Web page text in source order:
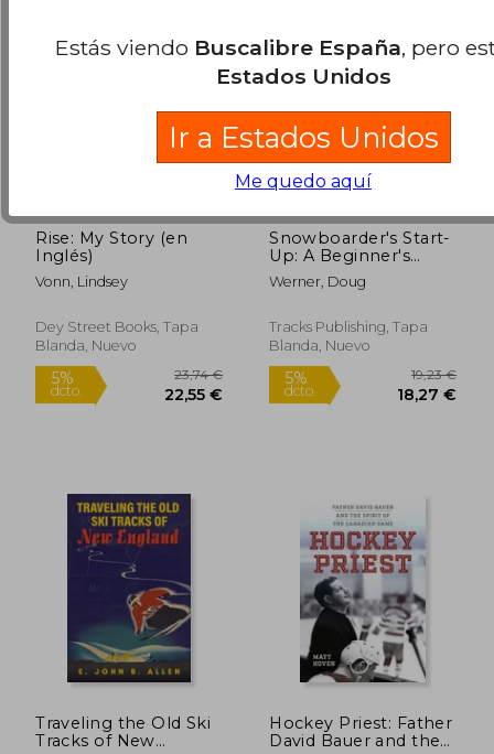
5% 20,07 € 5%
Rise: My Story (en
Inglés)
Vonn, Lindsey
Dey Street Books, Tapa
Blanda, Nuevo
Snowboarder's Start-
Up: A Beginner's
Guide to
Snowboarding (en
Werner, Doug
Tracks Publishing, Tapa
Blanda, Nuevo
Traveling the Old Ski
Tracks of New
Hockey Priest: Father
David Bauer and the
Estás viendo Buscalibre España, pero
Estados Unidos
Ir a Estados Unidos
Me quedo aquí